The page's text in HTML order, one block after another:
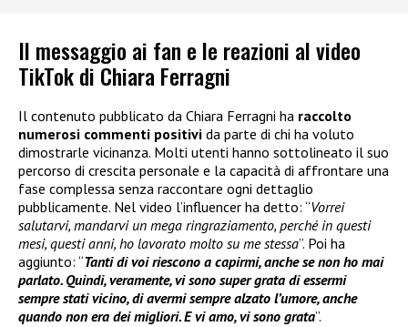
Il messaggio ai fan e le reazioni al video
TikTok di Chiara Ferragni
Il contenuto pubblicato da Chiara Ferragni ha raccolto
numerosi commenti positivi da parte di chi ha voluto
dimostrarle vicinanza. Molti utenti hanno sottolineato il suo
percorso di crescita personale e la capacità di affrontare una
fase complessa senza raccontare ogni dettaglio
pubblicamente. Nel video l’influencer ha detto: “Vorrei
salutarvi, mandarvi un mega ringraziamento, perché in questi
mesi, questi anni, ho lavorato molto su me stessa”. Poi ha
aggiunto: “Tanti di voi riescono a capirmi, anche se non ho mai
parlato. Quindi, veramente, vi sono super grata di essermi
sempre stati vicino, di avermi sempre alzato l’umore, anche
quando non era dei migliori. E vi amo, vi sono grata”.